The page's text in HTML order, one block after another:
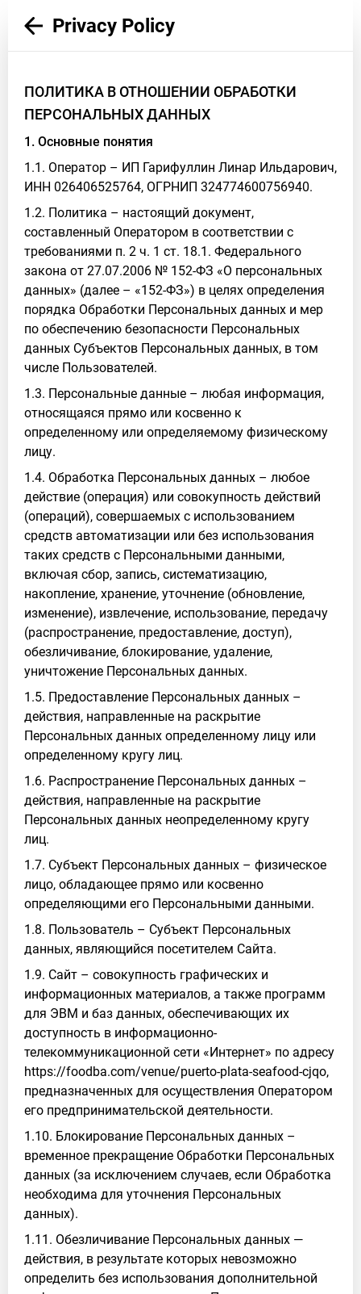
Privacy Policy
ПОЛИТИКА В ОТНОШЕНИИ ОБРАБОТКИ
ПЕРСОНАЛЬНЫХ ДАННЫХ
1. Основные понятия
1.1. Оператор – ИП Гарифуллин Линар Ильдарович,
ИНН 026406525764, ОГРНИП 324774600756940.
1.2. Политика – настоящий документ,
составленный Оператором в соответствии с
требованиями п. 2 ч. 1 ст. 18.1. Федерального
закона от 27.07.2006 № 152-ФЗ «О персональных
данных» (далее – «152-ФЗ») в целях определения
порядка Обработки Персональных данных и мер
по обеспечению безопасности Персональных
данных Субъектов Персональных данных, в том
числе Пользователей.
1.3. Персональные данные – любая информация,
относящаяся прямо или косвенно к
определенному или определяемому физическому
лицу.
1.4. Обработка Персональных данных – любое
действие (операция) или совокупность действий
(операций), совершаемых с использованием
средств автоматизации или без использования
таких средств с Персональными данными,
включая сбор, запись, систематизацию,
накопление, хранение, уточнение (обновление,
изменение), извлечение, использование, передачу
(распространение, предоставление, доступ),
обезличивание, блокирование, удаление,
уничтожение Персональных данных.
1.5. Предоставление Персональных данных –
действия, направленные на раскрытие
Персональных данных определенному лицу или
определенному кругу лиц.
1.6. Распространение Персональных данных –
действия, направленные на раскрытие
Персональных данных неопределенному кругу
лиц.
1.7. Субъект Персональных данных – физическое
лицо, обладающее прямо или косвенно
определяющими его Персональными данными.
1.8. Пользователь – Субъект Персональных
данных, являющийся посетителем Сайта.
1.9. Сайт – совокупность графических и
информационных материалов, а также программ
для ЭВМ и баз данных, обеспечивающих их
доступность в информационно-
телекоммуникационной сети «Интернет» по адресу
https://foodba.com/venue/puerto-plata-seafood-cjqo,
предназначенных для осуществления Оператором
его предпринимательской деятельности.
1.10. Блокирование Персональных данных –
временное прекращение Обработки Персональных
данных (за исключением случаев, если Обработка
необходима для уточнения Персональных
данных).
1.11. Обезличивание Персональных данных —
действия, в результате которых невозможно
определить без использования дополнительной